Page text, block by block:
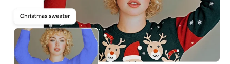
髮型更換器
換衣服